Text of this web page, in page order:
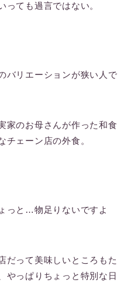
っても過言ではない。
バリエーションが狭い人で
家のお母さんが作った和食
チェーン店の外食。
っと…物足りないですよ
だって美味しいところもた
やっぱりちょっと特別な日